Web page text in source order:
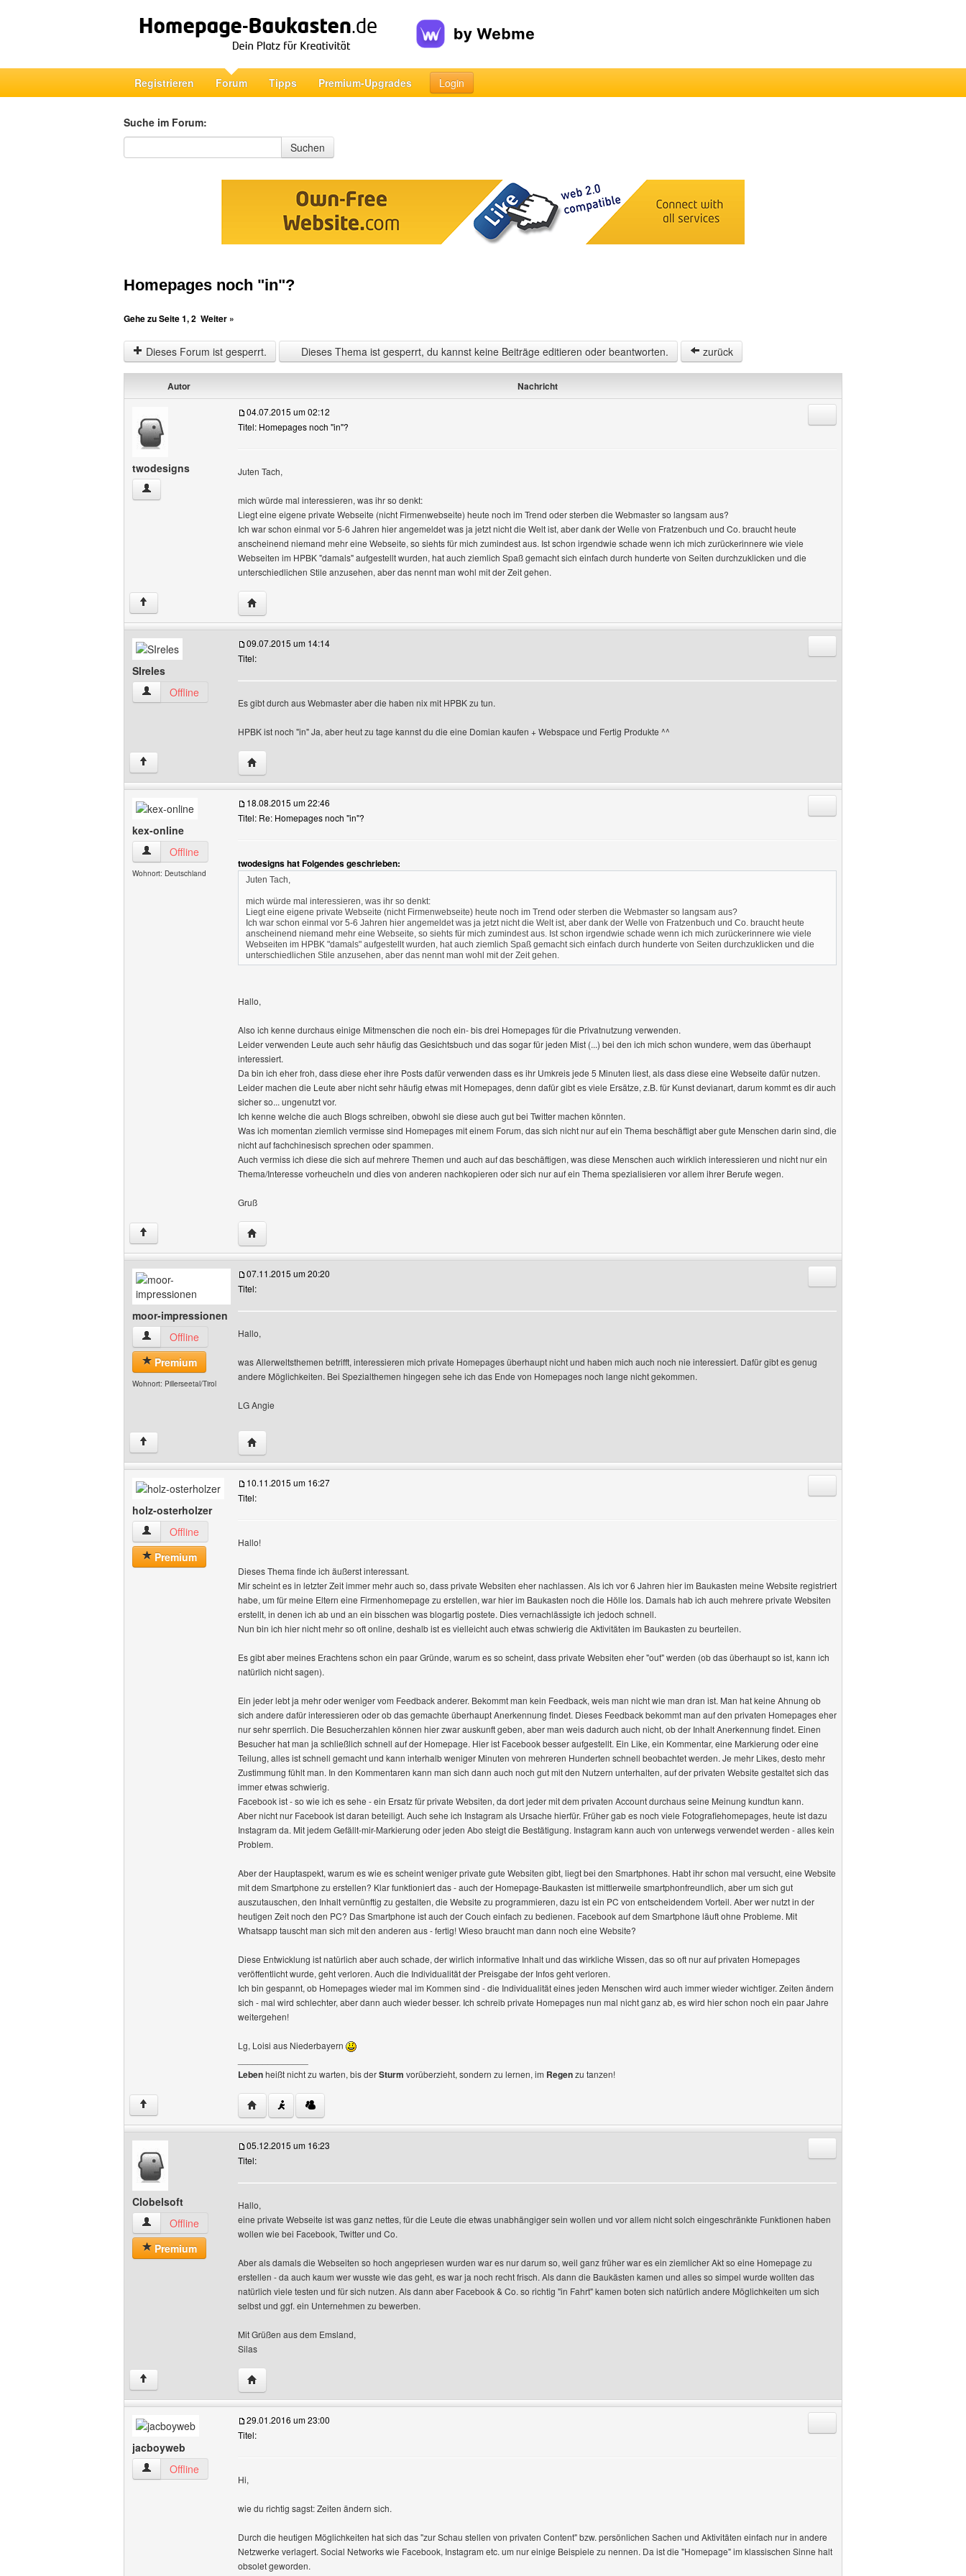
Registrieren Forum Tipps Premium-Upgrades Login
Suche im Forum:
Suche im Forum
Suchen
Homepages noch "in"?
Gehe zu Seite1,2 Weiter »
Dieses Forum ist gesperrt. Dieses Thema ist gesperrt, du kannst keine Beiträge editieren oder beantworten. zurück
Autor Nachricht
twodesigns
twodesigns Benutzer-Profile anzeigen
04.07.2015 um 02:12
Titel: Homepages noch "in"?
Juten Tach,
mich würde mal interessieren, was ihr so denkt:
Liegt eine eigene private Webseite (nicht Firmenwebseite) heute noch im Trend oder sterben die Webmaster so langsam aus?
Ich war schon einmal vor 5-6 Jahren hier angemeldet was ja jetzt nicht die Welt ist, aber dank der Welle von Fratzenbuch und Co. braucht heute
anscheinend niemand mehr eine Webseite, so siehts für mich zumindest aus. Ist schon irgendwie schade wenn ich mich zurückerinnere wie viele
Webseiten im HPBK "damals" aufgestellt wurden, hat auch ziemlich Spaß gemacht sich einfach durch hunderte von Seiten durchzuklicken und die
unterschiedlichen Stile anzusehen, aber das nennt man wohl mit der Zeit gehen.
↑ Website dieses Benutzers besuchen: twodesigns
SIreles
SIreles Benutzer-Profile anzeigen
Offline
09.07.2015 um 14:14
Titel:
Es gibt durch aus Webmaster aber die haben nix mit HPBK zu tun.
HPBK ist noch "in" Ja, aber heut zu tage kannst du die eine Domian kaufen + Webspace und Fertig Produkte ^^
↑ Website dieses Benutzers besuchen: SIreles
kex-online
kex-online Benutzer-Profile anzeigen
Offline
Wohnort: Deutschland
18.08.2015 um 22:46
Titel: Re: Homepages noch "in"?
twodesigns hat Folgendes geschrieben:
Juten Tach,
mich würde mal interessieren, was ihr so denkt:
Liegt eine eigene private Webseite (nicht Firmenwebseite) heute noch im Trend oder sterben die Webmaster so langsam aus?
Ich war schon einmal vor 5-6 Jahren hier angemeldet was ja jetzt nicht die Welt ist, aber dank der Welle von Fratzenbuch und Co. braucht heute
anscheinend niemand mehr eine Webseite, so siehts für mich zumindest aus. Ist schon irgendwie schade wenn ich mich zurückerinnere wie viele
Webseiten im HPBK "damals" aufgestellt wurden, hat auch ziemlich Spaß gemacht sich einfach durch hunderte von Seiten durchzuklicken und die
unterschiedlichen Stile anzusehen, aber das nennt man wohl mit der Zeit gehen.
Hallo,
Also ich kenne durchaus einige Mitmenschen die noch ein- bis drei Homepages für die Privatnutzung verwenden.
Leider verwenden Leute auch sehr häufig das Gesichtsbuch und das sogar für jeden Mist (...) bei den ich mich schon wundere, wem das überhaupt
interessiert.
Da bin ich eher froh, dass diese eher ihre Posts dafür verwenden dass es ihr Umkreis jede 5 Minuten liest, als dass diese eine Webseite dafür nutzen.
Leider machen die Leute aber nicht sehr häufig etwas mit Homepages, denn dafür gibt es viele Ersätze, z.B. für Kunst devianart, darum kommt es dir auch
sicher so... ungenutzt vor.
Ich kenne welche die auch Blogs schreiben, obwohl sie diese auch gut bei Twitter machen könnten.
Was ich momentan ziemlich vermisse sind Homepages mit einem Forum, das sich nicht nur auf ein Thema beschäftigt aber gute Menschen darin sind, die
nicht auf fachchinesisch sprechen oder spammen.
Auch vermiss ich diese die sich auf mehrere Themen und auch auf das beschäftigen, was diese Menschen auch wirklich interessieren und nicht nur ein
Thema/Interesse vorheucheln und dies von anderen nachkopieren oder sich nur auf ein Thema spezialisieren vor allem ihrer Berufe wegen.
Gruß
↑ Website dieses Benutzers besuchen: kex-online
moor-impressionen
moor-impressionen Benutzer-Profile anzeigen
Offline
Premium
Wohnort: Pillerseetal/Tirol
07.11.2015 um 20:20
Titel:
Hallo,
was Allerweltsthemen betrifft, interessieren mich private Homepages überhaupt nicht und haben mich auch noch nie interessiert. Dafür gibt es genug
andere Möglichkeiten. Bei Spezialthemen hingegen sehe ich das Ende von Homepages noch lange nicht gekommen.
LG Angie
↑ Website dieses Benutzers besuchen: moor-impressionen
holz-osterholzer
holz-osterholzer Benutzer-Profile anzeigen
Offline
Premium
10.11.2015 um 16:27
Titel:
Hallo!
Dieses Thema finde ich äußerst interessant.
Mir scheint es in letzter Zeit immer mehr auch so, dass private Websiten eher nachlassen. Als ich vor 6 Jahren hier im Baukasten meine Website registriert
habe, um für meine Eltern eine Firmenhomepage zu erstellen, war hier im Baukasten noch die Hölle los. Damals hab ich auch mehrere private Websiten
erstellt, in denen ich ab und an ein bisschen was blogartig postete. Dies vernachlässigte ich jedoch schnell.
Nun bin ich hier nicht mehr so oft online, deshalb ist es vielleicht auch etwas schwierig die Aktivitäten im Baukasten zu beurteilen.
Es gibt aber meines Erachtens schon ein paar Gründe, warum es so scheint, dass private Websiten eher "out" werden (ob das überhaupt so ist, kann ich
natürlich nicht sagen).
Ein jeder lebt ja mehr oder weniger vom Feedback anderer. Bekommt man kein Feedback, weis man nicht wie man dran ist. Man hat keine Ahnung ob
sich andere dafür interessieren oder ob das gemachte überhaupt Anerkennung findet. Dieses Feedback bekommt man auf den privaten Homepages eher
nur sehr sperrlich. Die Besucherzahlen können hier zwar auskunft geben, aber man weis dadurch auch nicht, ob der Inhalt Anerkennung findet. Einen
Besucher hat man ja schließlich schnell auf der Homepage. Hier ist Facebook besser aufgestellt. Ein Like, ein Kommentar, eine Markierung oder eine
Teilung, alles ist schnell gemacht und kann interhalb weniger Minuten von mehreren Hunderten schnell beobachtet werden. Je mehr Likes, desto mehr
Zustimmung fühlt man. In den Kommentaren kann man sich dann auch noch gut mit den Nutzern unterhalten, auf der privaten Website gestaltet sich das
immer etwas schwierig.
Facebook ist - so wie ich es sehe - ein Ersatz für private Websiten, da dort jeder mit dem privaten Account durchaus seine Meinung kundtun kann.
Aber nicht nur Facebook ist daran beteiligt. Auch sehe ich Instagram als Ursache hierfür. Früher gab es noch viele Fotografiehomepages, heute ist dazu
Instagram da. Mit jedem Gefällt-mir-Markierung oder jeden Abo steigt die Bestätigung. Instagram kann auch von unterwegs verwendet werden - alles kein
Problem.
Aber der Hauptaspekt, warum es wie es scheint weniger private gute Websiten gibt, liegt bei den Smartphones. Habt ihr schon mal versucht, eine Website
mit dem Smartphone zu erstellen? Klar funktioniert das - auch der Homepage-Baukasten ist mittlerweile smartphonfreundlich, aber um sich gut
auszutauschen, den Inhalt vernünftig zu gestalten, die Website zu programmieren, dazu ist ein PC von entscheidendem Vorteil. Aber wer nutzt in der
heutigen Zeit noch den PC? Das Smartphone ist auch der Couch einfach zu bedienen. Facebook auf dem Smartphone läuft ohne Probleme. Mit
Whatsapp tauscht man sich mit den anderen aus - fertig! Wieso braucht man dann noch eine Website?
Diese Entwicklung ist natürlich aber auch schade, der wirlich informative Inhalt und das wirkliche Wissen, das so oft nur auf privaten Homepages
veröffentlicht wurde, geht verloren. Auch die Individualität der Preisgabe der Infos geht verloren.
Ich bin gespannt, ob Homepages wieder mal im Kommen sind - die Individualität eines jeden Menschen wird auch immer wieder wichtiger. Zeiten ändern
sich - mal wird schlechter, aber dann auch wieder besser. Ich schreib private Homepages nun mal nicht ganz ab, es wird hier schon noch ein paar Jahre
weitergehen!
Lg, Loisi aus Niederbayern
Lebenheißt nicht zu warten, bis derSturm vorüberzieht, sondern zu lernen, im Regenzu tanzen!
↑ Website dieses Benutzers besuchen: holz-osterholzer
Clobelsoft
Clobelsoft Benutzer-Profile anzeigen
Offline
Premium
05.12.2015 um 16:23
Titel:
Hallo,
eine private Webseite ist was ganz nettes, für die Leute die etwas unabhängiger sein wollen und vor allem nicht solch eingeschränkte Funktionen haben
wollen wie bei Facebook, Twitter und Co.
Aber als damals die Webseiten so hoch angepriesen wurden war es nur darum so, weil ganz früher war es ein ziemlicher Akt so eine Homepage zu
erstellen - da auch kaum wer wusste wie das geht, es war ja noch recht frisch. Als dann die Baukästen kamen und alles so simpel wurde wollten das
natürlich viele testen und für sich nutzen. Als dann aber Facebook & Co. so richtig "in Fahrt" kamen boten sich natürlich andere Möglichkeiten um sich
selbst und ggf. ein Unternehmen zu bewerben.
Mit Grüßen aus dem Emsland,
Silas
↑ Website dieses Benutzers besuchen: Clobelsoft
jacboyweb
jacboyweb Benutzer-Profile anzeigen
Offline
29.01.2016 um 23:00
Titel:
Hi,
wie du richtig sagst: Zeiten ändern sich.
Durch die heutigen Möglichkeiten hat sich das "zur Schau stellen von privaten Content" bzw. persönlichen Sachen und Aktivitäten einfach nur in andere
Netzwerke verlagert. Social Networks wie Facebook, Instagram etc. um nur einige Beispiele zu nennen. Da ist die "Homepage" im klassischen Sinne halt
obsolet geworden.